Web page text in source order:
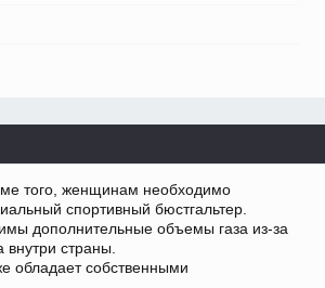
того, женщинам необходимо
спортивный бюстгальтер.
дополнительные объемы газа из-за
страны.
обладает собственными